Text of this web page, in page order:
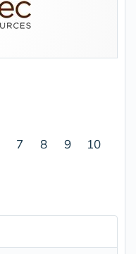
7 8 9 10